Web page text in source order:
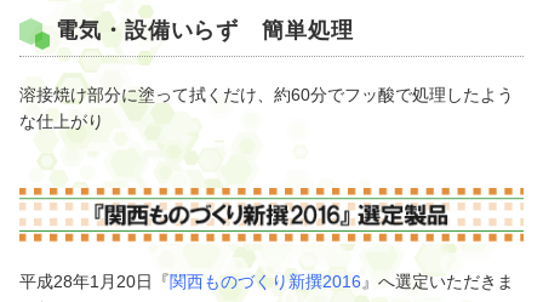
電気・設備いらず 簡単処理
溶接焼け部分に塗って拭くだけ、約60分でフッ酸で処理したよう
な仕上がり
平成28年1月20日『関西ものづくり新撰2016 』へ選定いただきま